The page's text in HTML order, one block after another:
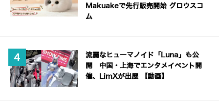
Makuakeで先行販売開始 グロウスコ
ム
流麗なヒューマノイド「Luna」も公
開 中国・上海でエンタメイベント開
催、LimXが出展 【動画】